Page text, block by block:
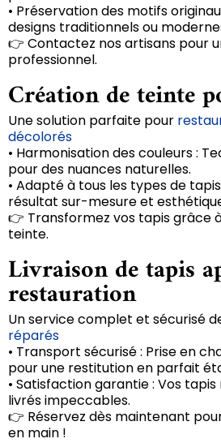
• Préservation des motifs
designs traditionnels ou
👉 Contactez nos artisans pour
professionnel.
Création de teinte
Une solution parfaite pour
décolorés
• Harmonisation des couleurs :
pour des nuances naturelles.
• Adapté à tous les types de
résultat sur-mesure et
👉 Transformez vos tapis grâce
teinte.
Livraison de tapis
restauration
Un service complet et sécurisé
réparés
• Transport sécurisé : Prise en
pour une restitution en parfait
• Satisfaction garantie : Vos
livrés impeccables.
👉 Réservez dès maintenant
en main !